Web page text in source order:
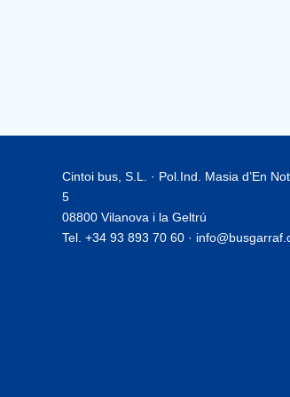
Cintoi bus, S.L. · Pol.Ind. Masia d’En
5
08800 Vilanova i la Geltrú
Tel. +34 93 893 70 60 ·